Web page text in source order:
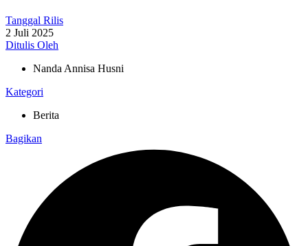
Tanggal Rilis
2 Juli 2025
Ditulis Oleh
Nanda Annisa Husni
Kategori
Berita
Bagikan